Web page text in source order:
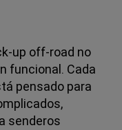
up off-road no
funcional. Cada
pensado para
senderos